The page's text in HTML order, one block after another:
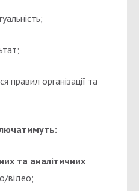
правил організації та
та аналітичних
відео;